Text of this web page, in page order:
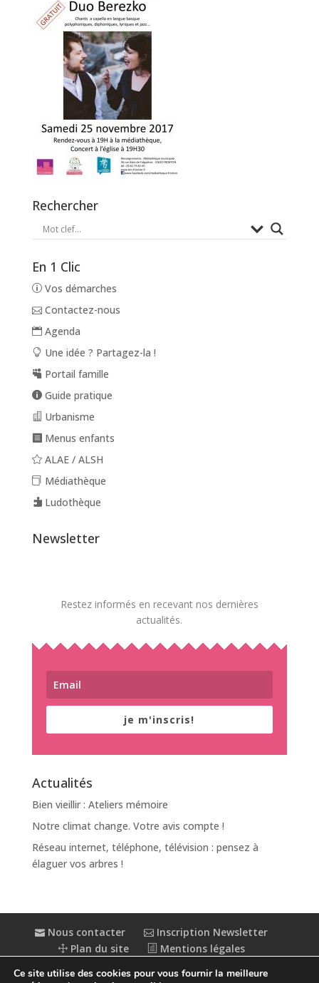
Rechercher
En 1 Clic
Vos démarches
Contactez-nous
Agenda
Une idée ? Partagez-la !
Portail famille
Guide pratique
Urbanisme
Menus enfants
ALAE / ALSH
Médiathèque
Ludothèque
Newsletter
Restez informés en recevant nos dernières
actualités.
je m'inscris!
Actualités
Bien vieillir : Ateliers mémoire
Notre climat change. Votre avis compte !
Réseau internet, téléphone, télévision : pensez à
élaguer vos arbres !
Nous contacter
Inscription Newsletter
Plan du site
Mentions légales
Ce site utilise des cookies pour vous fournir la meilleure